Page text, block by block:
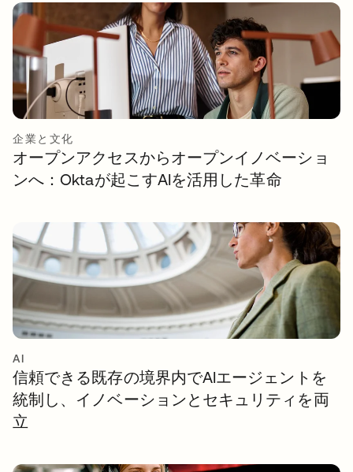
企業と文化
オープンアクセスからオープンイノベーショ
ンへ：Oktaが起こすAIを活用した革命
AI
信頼できる既存の境界内でAIエージェントを
統制し、イノベーションとセキュリティを両
立